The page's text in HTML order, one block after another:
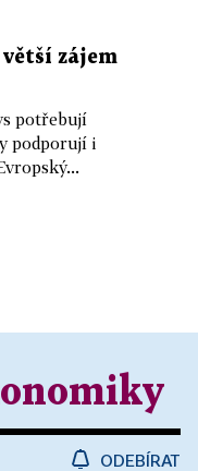
zájem
potřebují
podporují i
ODEBÍRAT